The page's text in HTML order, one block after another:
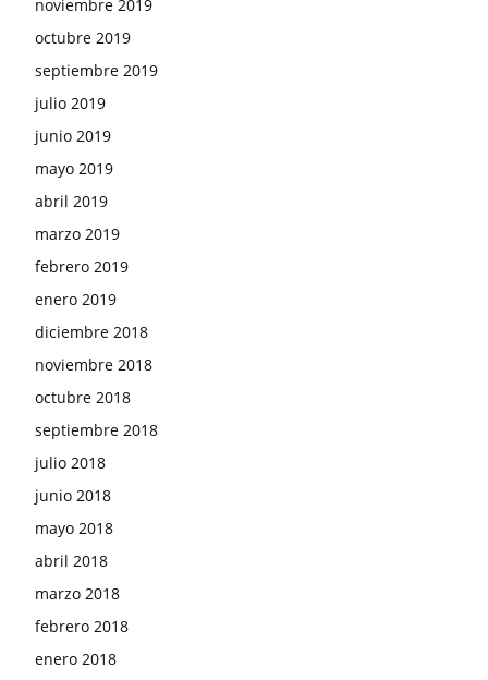
noviembre 2019
octubre 2019
septiembre 2019
julio 2019
junio 2019
mayo 2019
abril 2019
marzo 2019
febrero 2019
enero 2019
diciembre 2018
noviembre 2018
octubre 2018
septiembre 2018
julio 2018
junio 2018
mayo 2018
abril 2018
marzo 2018
febrero 2018
enero 2018